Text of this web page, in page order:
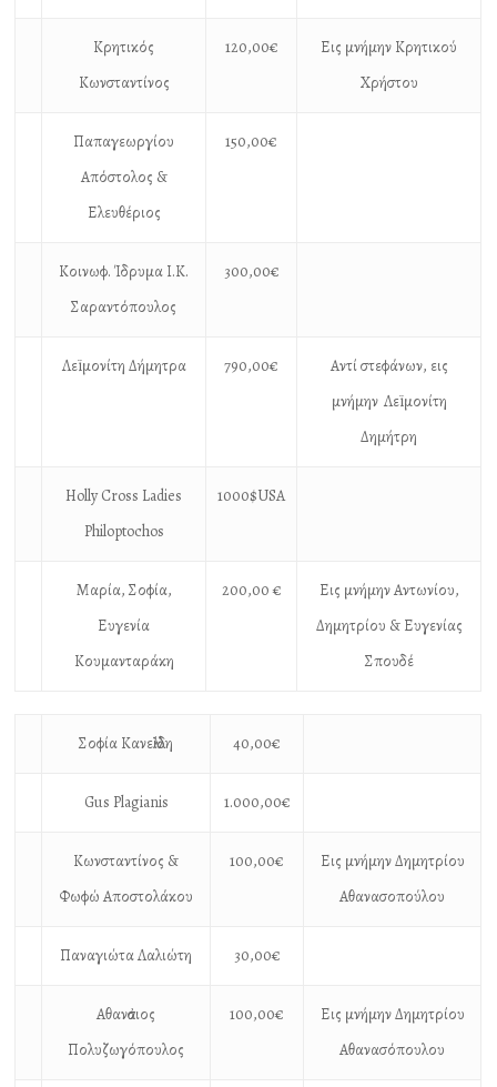
Κρητικός
Κωνσταντίνος
120,00€
Εις μνήμην Κρητικού
Χρήστου
Παπαγεωργίου
Απόστολος &
Ελευθέριος
150,00€
Κοινωφ. Ίδρυμα Ι.Κ.
Σαραντόπουλος
300,00€
Λεïμονίτη Δήμητρα 790,00€
Αντί στεφάνων, εις
μνήμην Λεïμονίτη
Δημήτρη
Holly Cross Ladies
Philoptochos
1000$USA
Μαρία, Σοφία,
Ευγενία
Κουμανταράκη
200,00 €
Εις μνήμην Αντωνίου,
Δημητρίου & Ευγενίας
Σπουδέ
Σοφία Κανελλίδη 40,00€
Gus Plagianis 1.000,00€
Κωνσταντίνος &
Φωφώ Αποστολάκου
100,00€
Εις μνήμην Δημητρίου
Αθανασοπούλου
Παναγιώτα Λαλιώτη 30,00€
Αθανἀσιος
Πολυζωγόπουλος
100,00€
Εις μνήμην Δημητρίου
Αθανασόπουλου